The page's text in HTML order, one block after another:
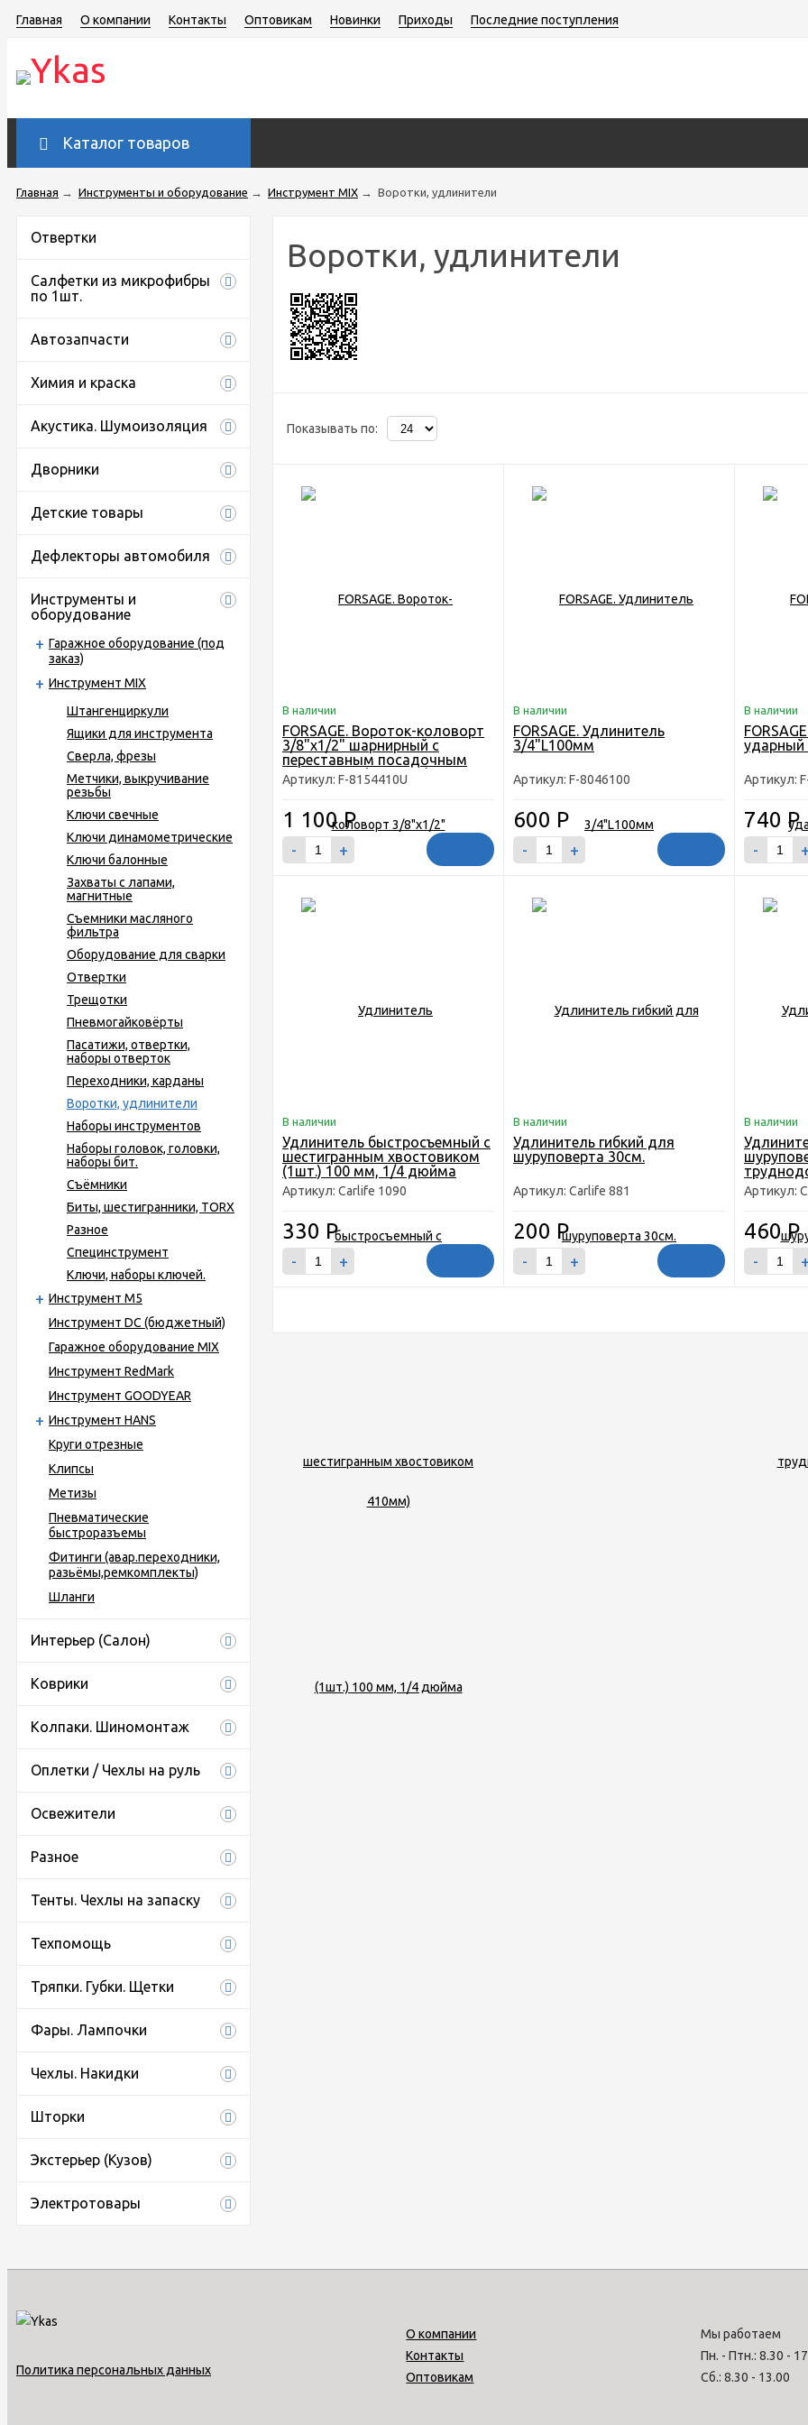
Главная О компании Контакты Оптовикам Новинки Приходы Последние поступления
Каталог товаров
Главная → Инструменты и оборудование → Инструмент MIX → Воротки, удлинители
Отвертки
Салфетки из микрофибры
по 1шт.
Автозапчасти
Химия и краска
Акустика. Шумоизоляция
Дворники
Детские товары
Дефлекторы автомобиля
Инструменты и
оборудование
Гаражное оборудование (под
заказ)
Инструмент MIX
Штангенциркули
Ящики для инструмента
Сверла, фрезы
Метчики, выкручивание
резьбы
Ключи свечные
Ключи динамометрические
Ключи балонные
Захваты с лапами,
магнитные
Съемники масляного
фильтра
Оборудование для сварки
Отвертки
Трещотки
Пневмогайковёрты
Пасатижи, отвертки,
наборы отверток
Переходники, карданы
Воротки, удлинители
Наборы инструментов
Наборы головок, головки,
наборы бит.
Съёмники
Биты, шестигранники, TORX
Разное
Специнструмент
Ключи, наборы ключей.
Инструмент М5
Инструмент DC (бюджетный)
Гаражное оборудование MIX
Инструмент RedMark
Инструмент GOODYEAR
Инструмент HANS
Круги отрезные
Клипсы
Метизы
Пневматические
быстроразъемы
Фитинги (авар.переходники,
разьёмы,ремкомплекты)
Шланги
Интерьер (Салон)
Коврики
Колпаки. Шиномонтаж
Оплетки / Чехлы на руль
Освежители
Разное
Тенты. Чехлы на запаску
Техпомощь
Тряпки. Губки. Щетки
Фары. Лампочки
Чехлы. Накидки
Шторки
Экстерьер (Кузов)
Электротовары
Воротки, удлинители
Показывать по:
В наличии
FORSAGE. Вороток-коловорт
3/8"х1/2" шарнирный с
переставным посадочным
квадратом (L-410мм)
Артикул: F-8154410U
1 100Р
- +
В наличии
FORSAGE. Удлинитель
3/4"L100мм
Артикул: F-8046100
600 Р
- +
В наличии
Артикул:
740 Р
-
В наличии
Удлинитель быстросъемный с
шестигранным хвостовиком
(1шт.) 100 мм, 1/4 дюйма
Артикул: Carlife 1090
330 Р
- +
В наличии
Удлинитель гибкий для
шуруповерта 30см.
Артикул: Carlife 881
200 Р
- +
В наличии
Артикул:
460Р
-
Политика персональных данных
О компании
Контакты
Оптовикам
Мы работаем
Пн. - Птн.: 8.30 -
Сб.: 8.30 - 13.00